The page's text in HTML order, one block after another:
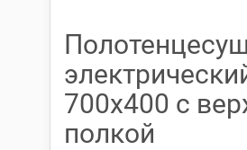
700х400 с
полкой